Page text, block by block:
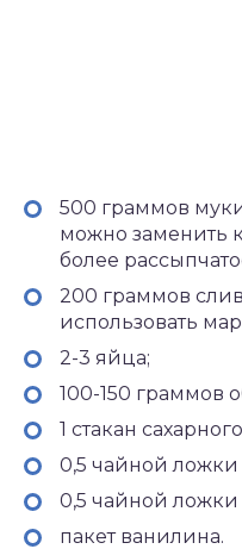
500 граммов
можно заменить
более
200 граммов
использовать
2-3 яйца;
100-150 граммов
1 стакан
0,5 чайной ложки
0,5 чайной ложки
пакет ванилина.